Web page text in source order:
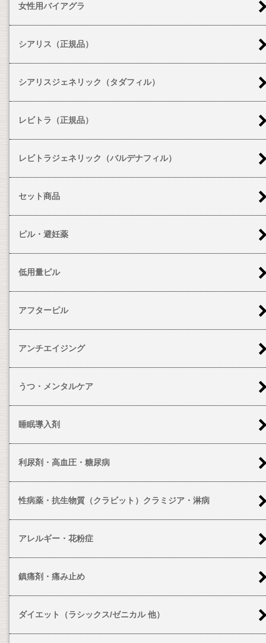
女性用バイアグラ
シアリス（正規品）
シアリスジェネリック（タダフィル）
レビトラ（正規品）
レビトラジェネリック（バルデナフィル）
セット商品
ピル・避妊薬
低用量ピル
アフターピル
アンチエイジング
うつ・メンタルケア
睡眠導入剤
利尿剤・高血圧・糖尿病
性病薬・抗生物質（クラビット）クラミジア・淋病
アレルギー・花粉症
鎮痛剤・痛み止め
ダイエット（ラシックス/ゼニカル 他）